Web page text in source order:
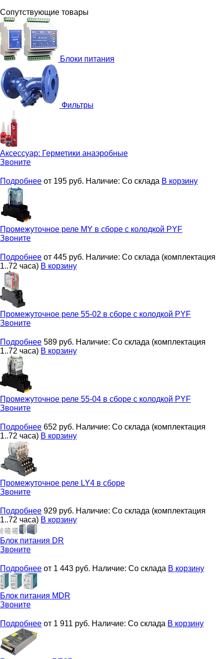
Сопутствующие товары
Блоки питания
Фильтры
Аксессуар: Герметики анаэробные
Звоните
Подробнее от 195 руб. Наличие: Со склада В корзину
Промежуточное реле MY в сборе с колодкой PYF
Звоните
Подробнее от 445 руб. Наличие: Со склада (комплектация
1..72 часа) В корзину
Промежуточное реле 55-02 в сборе с колодкой PYF
Звоните
Подробнее 589 руб. Наличие: Со склада (комплектация
1..72 часа) В корзину
Промежуточное реле 55-04 в сборе с колодкой PYF
Звоните
Подробнее 652 руб. Наличие: Со склада (комплектация
1..72 часа) В корзину
Промежуточное реле LY4 в сборе
Звоните
Подробнее 929 руб. Наличие: Со склада (комплектация
1..72 часа) В корзину
Блок питания DR
Звоните
Подробнее от 1 443 руб. Наличие: Со склада В корзину
Блок питания MDR
Звоните
Подробнее от 1 911 руб. Наличие: Со склада В корзину